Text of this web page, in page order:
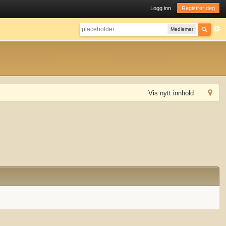
Logg inn Registrer deg
Medlemer
Vis nytt innhold